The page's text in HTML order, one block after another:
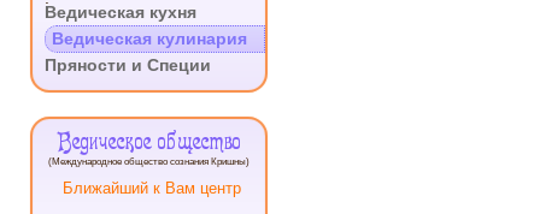
Ведическая кухня
Ведическая кулинария
Пряности и Специи
Ведическое общество
(Международное общество сознания Кришны)
Ближайший к Вам центр